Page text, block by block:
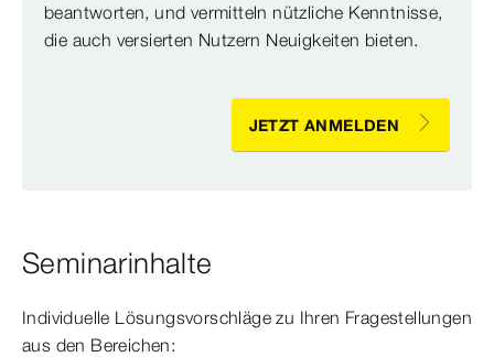
beantworten, und vermitteln nützliche Kenntnisse,
die auch versierten Nutzern Neuigkeiten bieten.
JETZT ANMELDEN
Seminarinhalte
Individuelle Lösungsvorschläge zu Ihren Fragestellungen
aus den Bereichen: